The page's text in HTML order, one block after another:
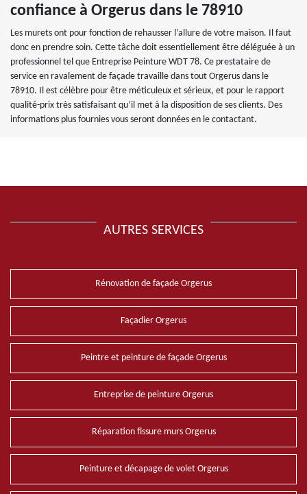
confiance à Orgerus dans le 78910
Les murets ont pour fonction de rehausser l’allure de votre maison. Il faut
donc en prendre soin. Cette tâche doit essentiellement être déléguée à un
professionnel tel que Entreprise Peinture WDT 78. Ce prestataire de
service en ravalement de façade travaille dans tout Orgerus dans le
78910. Il est célèbre pour être méticuleux et sérieux, et pour le rapport
qualité-prix très satisfaisant qu’il met à la disposition de ses clients. Des
informations plus fournies vous seront données en le contactant.
AUTRES SERVICES
Rénovation de façade Orgerus
Façadier Orgerus
Peintre et peinture de façade Orgerus
Entreprise de peinture Orgerus
Réparation fissure murs Orgerus
Peinture et décapage de volet Orgerus